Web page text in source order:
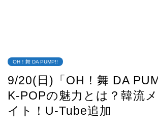
OH！舞 DA PUMP!!
9/20(日)「OH！舞 DA
K-POPの魅力とは？韓流
イト！U-Tube追加